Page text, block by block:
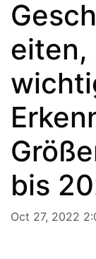
eiten,
bis
Oct 27, 2022